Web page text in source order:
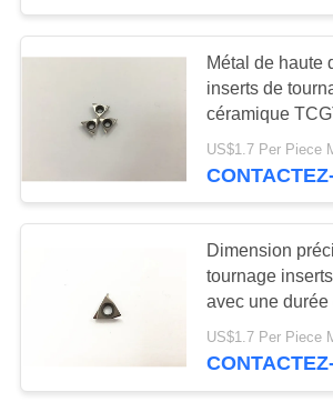
Meules de
Métal de haute
inserts de
céramique
l'usinage de
US$1.7 Per Piece
Dimension
tournage
avec une durée
super longue et
US$1.7 Per Piece